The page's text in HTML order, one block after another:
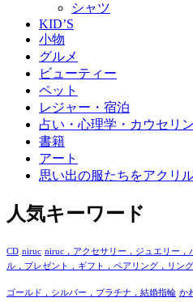
シャツ
KID’S
小物
グルメ
ビューティー
ペット
レジャー・宿泊
占い・心理学・カウセリ
書籍
アート
思い出の服たちをアクリ
人気キーワード
CD niruc niruc，アクセサリー，ジュエリー
ル，プレゼント，ギフト，ペアリング，リン
ゴールド，シルバー，プラチナ，結婚指輪 か